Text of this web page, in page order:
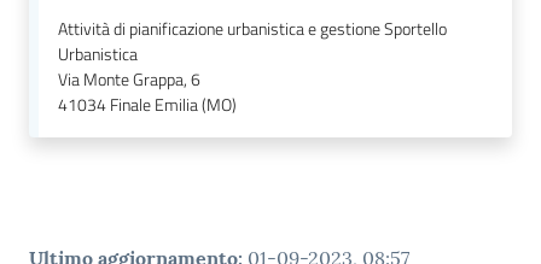
Attività di pianificazione urbanistica e gestione Sportello
Urbanistica
Via Monte Grappa, 6
41034Finale Emilia (MO)
Ultimo aggiornamento: 01-09-2023, 08:57